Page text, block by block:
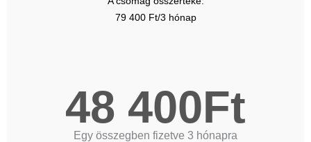
79 400 Ft/3 hónap
48 400Ft
Egy összegben fizetve 3 hónapra